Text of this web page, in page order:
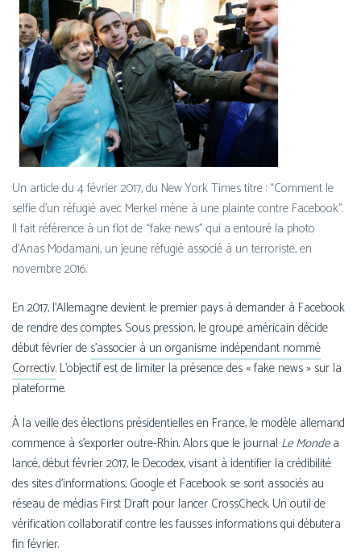
Un article du 4 février 2017, du New York Times titre : “Comment le
sel­fie d’un réfu­gié avec Merkel mène à une plainte contre Facebook”.
Il fait réfé­rence à un flot de “fake news” qui a entou­ré la pho­to
d’Anas Modamani, un jeune réfu­gié asso­cié à un ter­ro­riste, en
novembre 2016.
En 2017, l’Allemagne devient le pre­mier pays à deman­der à Facebook
de rendre des comptes. Sous pres­sion, le groupe amé­ri­cain décide
début février de s’associer à un orga­nisme indé­pen­dant nom­mé
Correctiv. L’objectif est de limi­ter la pré­sence des « fake news » sur la
plateforme.
À la veille des élec­tions pré­si­den­tielles en France, le modèle alle­mand
com­mence à s’ex­por­ter outre-Rhin. Alors que le jour­nal Le Mondea
lan­cé, début février 2017, le Decodex, visant à iden­ti­fier la cré­di­bi­li­té
des sites d’in­for­ma­tions, Google et Facebook se sont asso­ciés au
réseau de médias First Draft pour lan­cer CrossCheck. Un outil de
véri­fi­ca­tion col­la­bo­ra­tif contre les fausses infor­ma­tions qui débu­te­ra
fin février.